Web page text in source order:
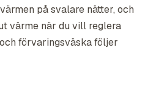
på svalare nätter, och
värme när du vill reglera
förvaringsväska följer